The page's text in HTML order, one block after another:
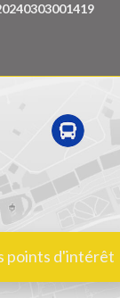
points d'intérêt